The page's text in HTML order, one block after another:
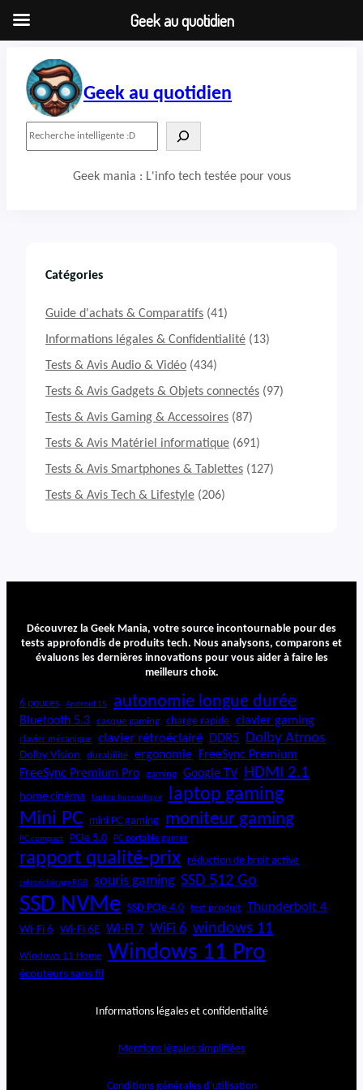
contenu
Geek au quotidien
Geek mania : L'info tech testée pour vous
Catégories
Guide d'achats & Comparatifs (41)
Informations légales & Confidentialité (13)
Tests & Avis Audio & Vidéo (434)
Tests & Avis Gadgets & Objets connectés (97)
Tests & Avis Gaming & Accessoires (87)
Tests & Avis Matériel informatique (691)
Tests & Avis Smartphones & Tablettes (127)
Tests & Avis Tech & Lifestyle (206)
Découvrez la Geek Mania, votre source incontournable pour des
tests approfondis de produits tech. Nous analysons, comparons et
évaluons les dernières innovations pour vous aider à faire les
meilleurs choix.
6 pouces Android 15 autonomie longue durée
Bluetooth 5.3 casque gaming charge rapide clavier gaming
clavier mécanique clavier rétroéclairé DDR5 Dolby Atmos
Dolby Vision durabilité ergonomie
FreeSync Premium
FreeSync Premium Pro
gaming Google TV HDMI 2.1
home cinéma laptop bureautique laptop gaming
Mini PC mini PC gaming moniteur gaming
PC compact PCIe 5.0 PC portable gamer
rapport qualité-prix réduction de bruit active
rétroéclairage RGB souris gaming SSD 512 Go
SSD NVMe SSD PCIe 4.0 test produit Thunderbolt 4
Wi-Fi 6 Wi-Fi 6E Wi-Fi 7 WiFi 6 windows 11
Windows 11 Home Windows 11 Pro
écouteurs sans fil
Informations légales et confidentialité
Mentions légales simplifiées
Conditions générales d’utilisation
Geek au quotidien